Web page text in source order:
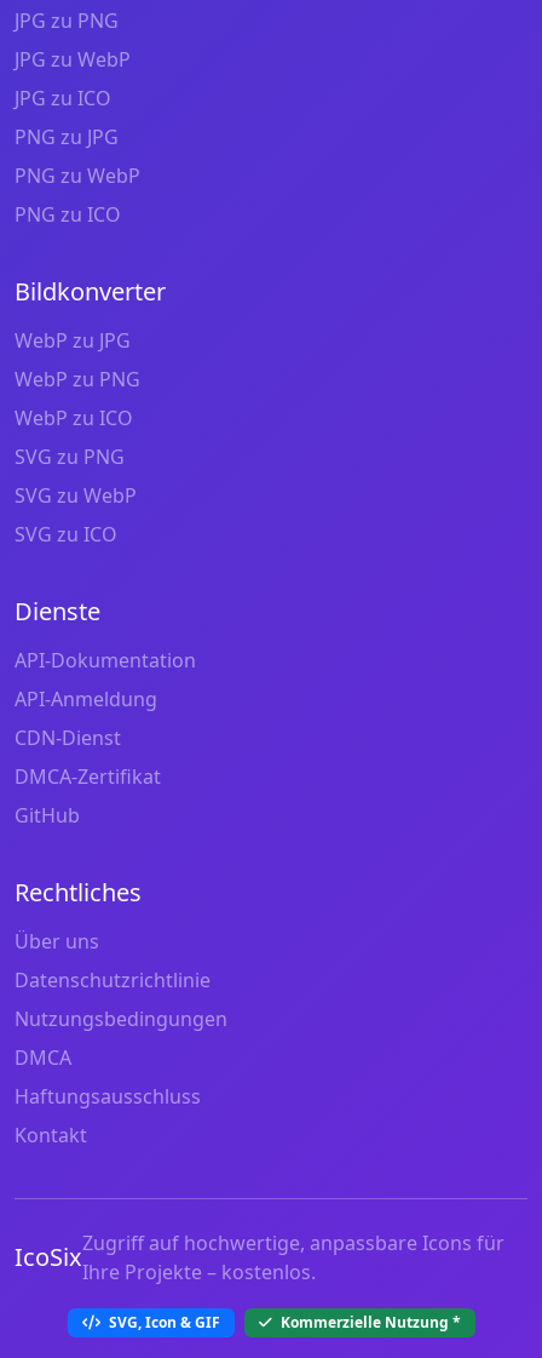
JPG zu PNG
JPG zu WebP
JPG zu ICO
PNG zu JPG
PNG zu WebP
PNG zu ICO
Bildkonverter
WebP zu JPG
WebP zu PNG
WebP zu ICO
SVG zu PNG
SVG zu WebP
SVG zu ICO
Dienste
API-Dokumentation
API-Anmeldung
CDN-Dienst
DMCA-Zertifikat
GitHub
Rechtliches
Über uns
Datenschutzrichtlinie
Nutzungsbedingungen
DMCA
Haftungsausschluss
Kontakt
IcoSixZugriff auf hochwertige, anpassbare Icons für
Ihre Projekte – kostenlos.
SVG, Icon & GIF Kommerzielle Nutzung *